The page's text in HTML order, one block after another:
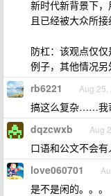
新时代新背景下
且已经被大众所
防杠：该观点仅
例子，其他情况
rb6221 Aug 25,
搞这么复杂……我
dqzcwxb Aug
口语和公文不会
love060701
是不是闲的。。。